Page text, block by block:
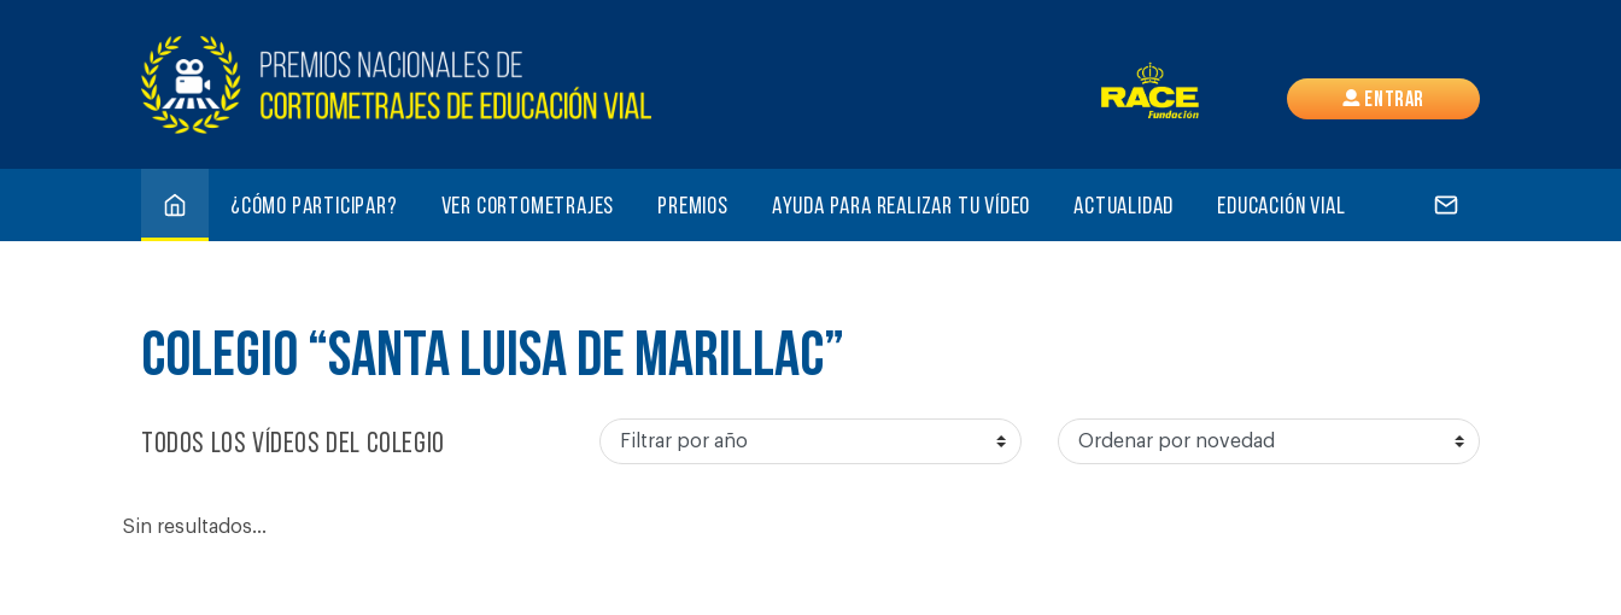
Entrar
¿Cómo participar? Ver cortometrajes Premios Ayuda para realizar tu vídeo Actualidad Educación vial
COLEGIO “SANTA LUISA DE MARILLAC”
Todos los vídeos del colegio
Sin resultados...